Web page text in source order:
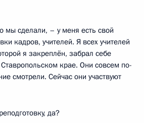
мы сделали, – у меня есть свой
кадров, учителей. Я всех учителей
я закреплён, забрал себе
крае. Они совсем по-
смотрели. Сейчас они участвуют
да?